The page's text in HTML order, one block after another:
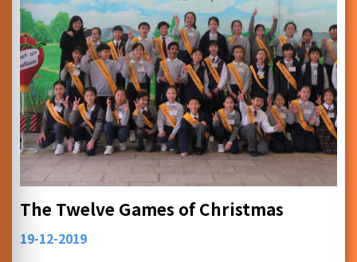
The Twelve Games of Christmas
19-12-2019